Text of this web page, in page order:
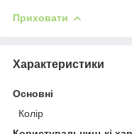
Приховати
Характеристики
Основні
Колір